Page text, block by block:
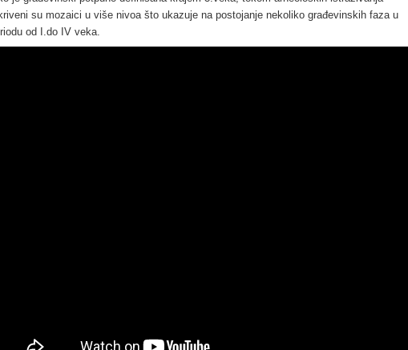
su mozaici u više nivoa što ukazuje na postojanje nekoliko građevinskih faza u
od I.do IV veka.